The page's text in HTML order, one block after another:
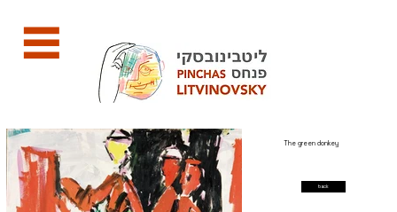
The green donkey
back